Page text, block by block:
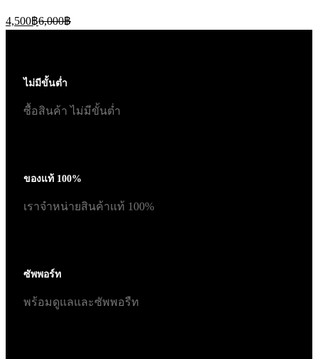
4,500฿Current
price
6,000฿
price
ไม่มีขั้นต่ำ
ซื้อสินค้า ไม่มีขั้นต่ำ
ของแท้ 100%
เราจำหน่ายสินค้าแท้ 100%
ซัพพอร์ท
พร้อมดูแลและซัพพอรืท